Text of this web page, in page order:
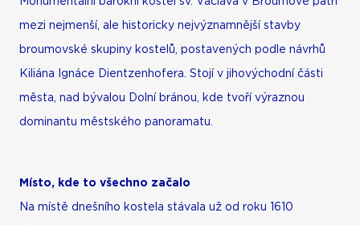
mezi nejmenší, ale historicky nejvýznamnější stavby
broumovské skupiny kostelů, postavených podle návrhů
Kiliána Ignáce Dientzenhofera. Stojí v jihovýchodní části
města, nad bývalou Dolní bránou, kde tvoří výraznou
dominantu městského panoramatu.
Místo, kde to všechno začalo
Na místě dnešního kostela stávala už od roku 1610